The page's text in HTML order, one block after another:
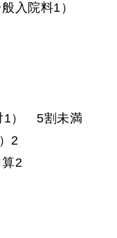
入院料1）
1） 5割未満
2
2